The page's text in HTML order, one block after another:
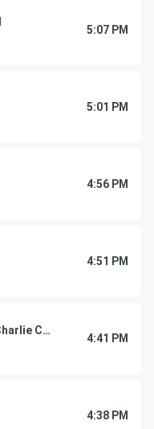
5:07 PM
5:01 PM
4:56 PM
4:51 PM
Tu Tienes Algo (feat. Charlie Cruz)
4:41 PM
4:38 PM